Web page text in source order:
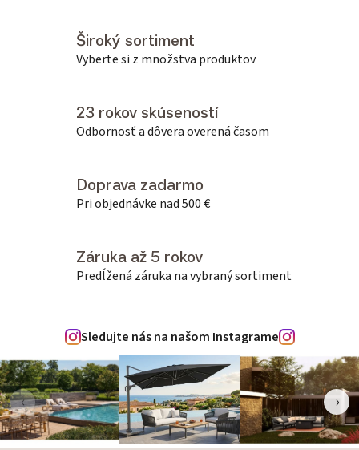
Široký sortiment
Vyberte si z množstva produktov
23 rokov skúseností
Odbornosť a dôvera overená časom
Doprava zadarmo
Pri objednávke nad 500 €
Záruka až 5 rokov
Predĺžená záruka na vybraný sortiment
Sledujte nás na našom Instagrame
‹ ›